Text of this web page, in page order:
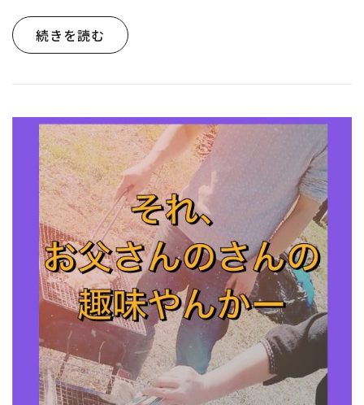
続きを読む